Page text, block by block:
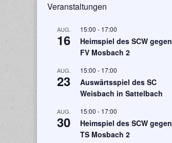
Veranstaltungen
AUG.
16
15:00 - 17:00
Heimspiel des SCW gegen
FV Mosbach 2
AUG.
23
15:00 - 17:00
Auswärtsspiel des SC
Weisbach in Sattelbach
AUG.
30
15:00 - 17:00
Heimspiel des SCW gegen
TS Mosbach 2